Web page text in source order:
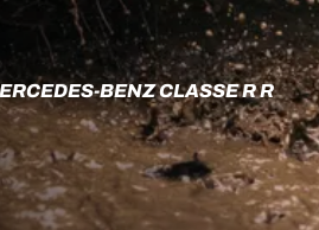
BENZ CLASSE R R